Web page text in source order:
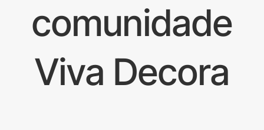
comunidade
Viva Decora